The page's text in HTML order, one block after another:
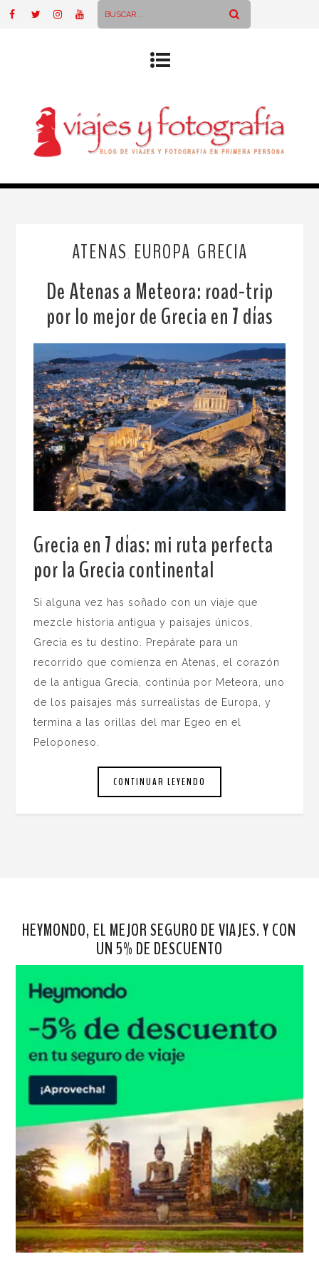
ATENAS EUROPA GRECIA
De Atenas a Meteora: road-trip
por lo mejor de Grecia en 7 días
Grecia en 7 días: mi ruta perfecta
por la Grecia continental
Si alguna vez has soñado con un viaje que
mezcle historia antigua y paisajes únicos,
Grecia es tu destino. Prepárate para un
recorrido que comienza en Atenas, el corazón
de la antigua Grecia, continúa por Meteora, uno
de los paisajes más surrealistas de Europa, y
termina a las orillas del mar Egeo en el
Peloponeso.
CONTINUAR LEYENDO
HEYMONDO, EL MEJOR SEGURO DE VIAJES. Y CON
UN 5% DE DESCUENTO